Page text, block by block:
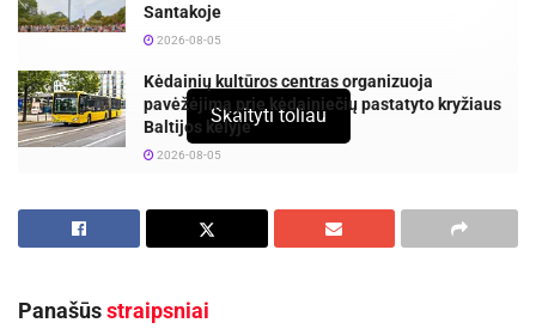
Santakoje
2026-08-05
Kėdainių kultūros centras organizuoja
pavėžėjimą prie kėdainiečių pastatyto kryžiaus
Baltijos kelyje
2026-08-05
Skaityti toliau
Panašūsstraipsniai